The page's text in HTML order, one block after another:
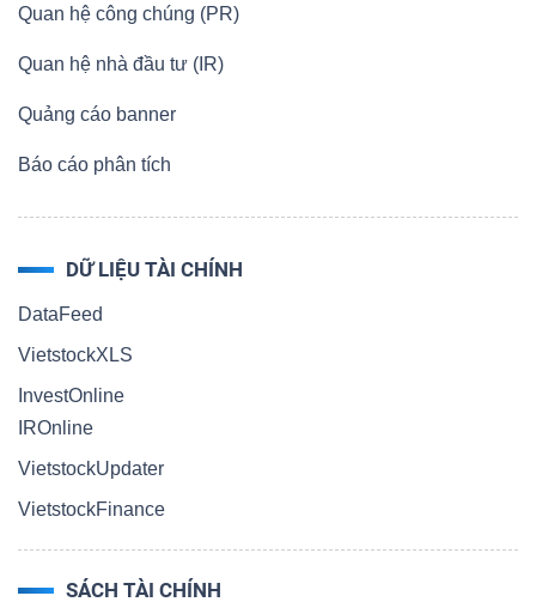
Quan hệ công chúng (PR)
Quan hệ nhà đầu tư (IR)
Quảng cáo banner
Báo cáo phân tích
DỮ LIỆU TÀI CHÍNH
DataFeed
VietstockXLS
InvestOnline
IROnline
VietstockUpdater
VietstockFinance
SÁCH TÀI CHÍNH